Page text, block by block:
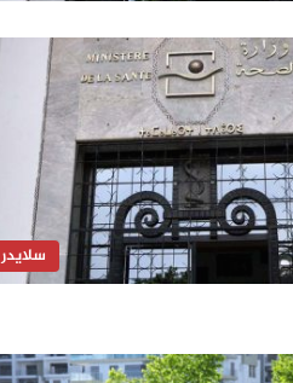
سلايدر